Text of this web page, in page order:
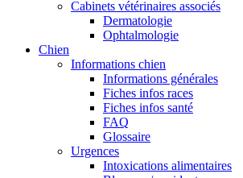
Cabinets vétérinaires associés
Dermatologie
Ophtalmologie
Chien
Informations chien
Informations générales
Fiches infos races
Fiches infos santé
FAQ
Glossaire
Urgences
Intoxications alimentaires